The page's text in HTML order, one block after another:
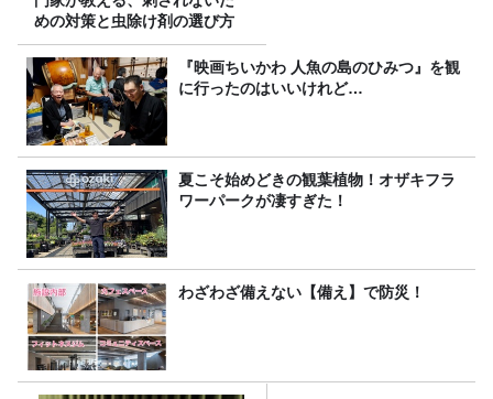
めの対策と虫除け剤の選び方
『映画ちいかわ 人魚の島のひみつ』を観
に行ったのはいいけれど…
夏こそ始めどきの観葉植物！オザキフラ
ワーパークが凄すぎた！
わざわざ備えない【備え】で防災！